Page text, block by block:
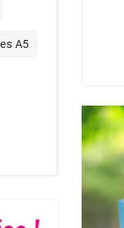
A5